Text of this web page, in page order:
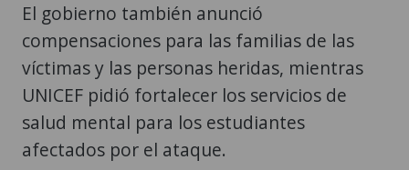
El gobierno también anunció
compensaciones para las familias de las
víctimas y las personas heridas, mientras
UNICEF pidió fortalecer los servicios de
salud mental para los estudiantes
afectados por el ataque.